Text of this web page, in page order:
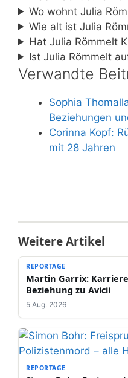
Wo wohnt Julia
Wie alt ist Julia
Hat Julia Römmelt
Ist Julia Römmelt
Verwandte
Sophia
Beziehungen
Corinna Kopf:
mit 28 Jahren
Weitere Artikel
REPORTAGE
Martin Garrix:
Beziehung zu Avicii
5 Aug. 2026
REPORTAGE